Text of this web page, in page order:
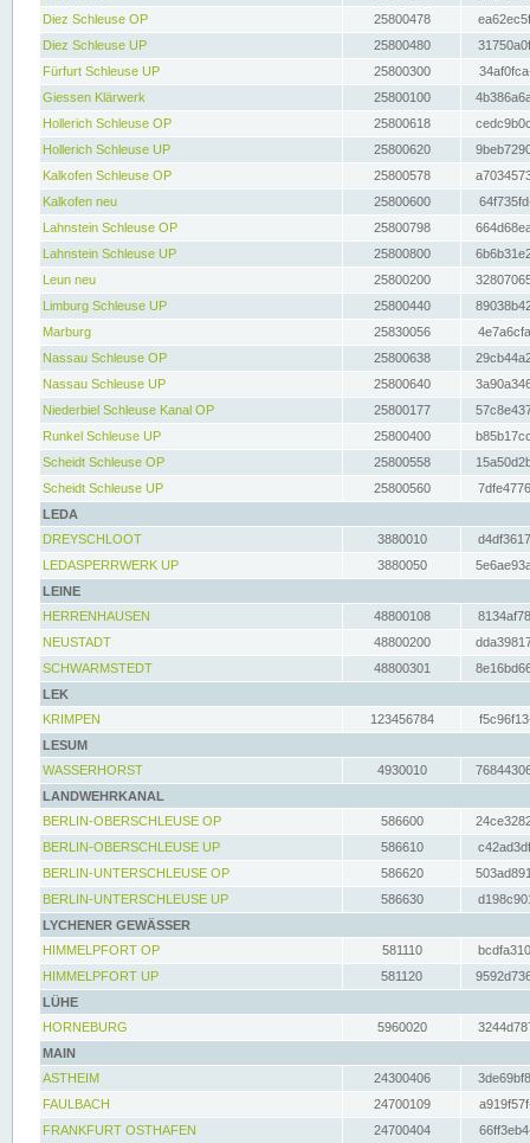
Diez Schleuse OP
25800478
Diez Schleuse UP
25800480
Fürfurt Schleuse UP
25800300
Giessen Klärwerk
25800100
Hollerich Schleuse OP
25800618
Hollerich Schleuse UP
25800620
Kalkofen Schleuse OP
25800578
Kalkofen neu
25800600
Lahnstein Schleuse OP
25800798
Lahnstein Schleuse UP
25800800
Leun neu
25800200
Limburg Schleuse UP
25800440
Marburg
25830056
Nassau Schleuse OP
25800638
Nassau Schleuse UP
25800640
Niederbiel Schleuse Kanal OP
25800177
Runkel Schleuse UP
25800400
Scheidt Schleuse OP
25800558
Scheidt Schleuse UP
25800560
LEDA
DREYSCHLOOT
3880010
LEDASPERRWERK UP
3880050
LEINE
HERRENHAUSEN
48800108
NEUSTADT
48800200
SCHWARMSTEDT
48800301
LEK
KRIMPEN
123456784
LESUM
WASSERHORST
4930010
LANDWEHRKANAL
BERLIN-OBERSCHLEUSE OP
586600
BERLIN-OBERSCHLEUSE UP
586610
BERLIN-UNTERSCHLEUSE OP
586620
BERLIN-UNTERSCHLEUSE UP
586630
LYCHENER GEWÄSSER
HIMMELPFORT OP
581110
HIMMELPFORT UP
581120
LÜHE
HORNEBURG
5960020
MAIN
ASTHEIM
24300406
FAULBACH
24700109
FRANKFURT OSTHAFEN
24700404